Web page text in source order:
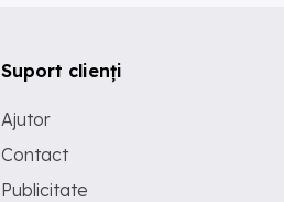
Suport clienți
Ajutor
Contact
Publicitate